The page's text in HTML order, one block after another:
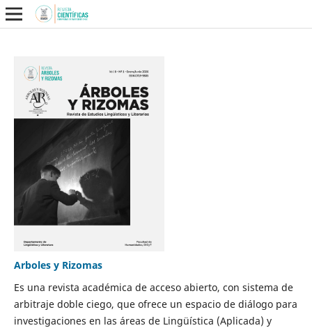
Arboles y Rizomas
Es una revista académica de acceso abierto, con sistema de
arbitraje doble ciego, que ofrece un espacio de diálogo para
investigaciones en las áreas de Lingüística (Aplicada) y